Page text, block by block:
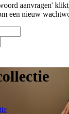
aanvragen'
een nieuw